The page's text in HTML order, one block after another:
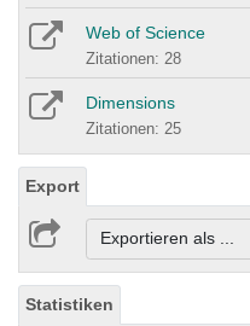
Web of Science
Zitationen: 28
Dimensions
Zitationen: 25
Export
Exportieren als ...
Statistiken